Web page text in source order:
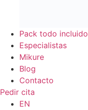
Pack todo incluido
Especialistas
Mikure
Blog
Contacto
Pedir cita
EN